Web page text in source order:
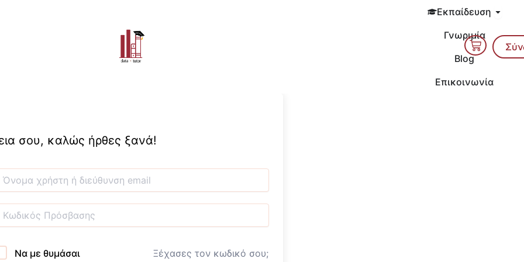
Εκπαίδευση Open
Γνωριμία
Blog
Επικοινωνία
Cart
σου, καλώς ήρθες ξανά!
Να με θυμάσαι Ξέχασες τον κωδικό σου;